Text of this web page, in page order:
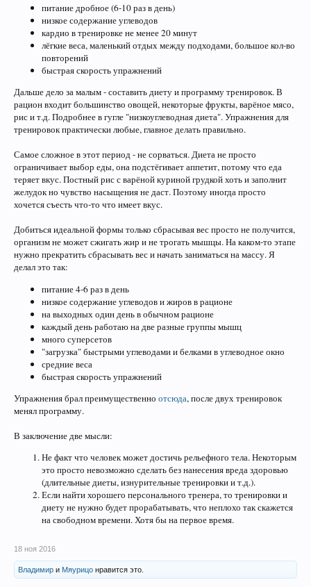
питание дробное (6-10 раз в день)
низкое содержание углеводов
кардио в тренировке не менее 20 минут
лёгкие веса, маленький отдых между подходами, большое кол-во
повторений
быстрая скорость упражнений
Дальше дело за малым - составить диету и программу тренировок. В
рацион входит большинство овощей, некоторые фрукты, варёное мясо,
рис и т.д. Подробнее в гугле "низкоуглеводная диета". Упражнения для
тренировок практически любые, главное делать правильно.
Самое сложное в этот период - не сорваться. Диета не просто
ограничивает выбор еды, она подстёгивает аппетит, потому что еда
теряет вкус. Постный рис с варёной куриной грудкой хоть и заполнит
желудок но чувство насыщения не даст. Поэтому иногда просто
хочется съесть что-то что имеет вкус.
Добиться идеальной формы только сбрасывая вес просто не получится,
организм не может сжигать жир и не трогать мышцы. На каком-то этапе
нужно прекратить сбрасывать вес и начать заниматься на массу. Я
делал это так:
питание 4-6 раз в день
низкое содержание углеводов и жиров в рационе
на выходных один день в обычном рационе
каждый день работаю на две разные группы мышц
много суперсетов
"загрузка" быстрыми углеводами и белками в углеводное окно
средние веса
быстрая скорость упражнений
Упражнения брал преимущественно отсюда, после двух тренировок
менял программу.
В заключение две мысли:
Не факт что человек может достичь рельефного тела. Некоторым
это просто невозможно сделать без нанесения вреда здоровью
(длительные диеты, изнурительные тренировки и т.д.).
Если найти хорошего персонального тренера, то тренировки и
диету не нужно будет прорабатывать, что неплохо так скажется
на свободном времени. Хотя бы на первое время.
18 ноя 2016
Владимир и Мяурицо нравится это.